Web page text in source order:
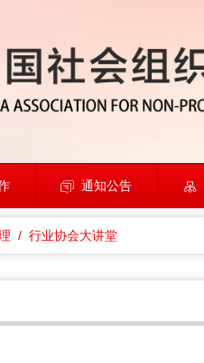
通知公告
/ 行业协会大讲堂